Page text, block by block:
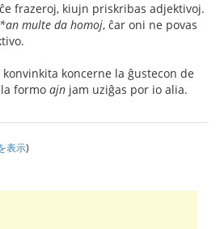
frazeroj, kiujn priskribas adjektivoj.
*an multe da homoj, ĉar oni ne povas
koncerne la ĝustecon de
formo ajn jam uziĝas por io alia.
表示)